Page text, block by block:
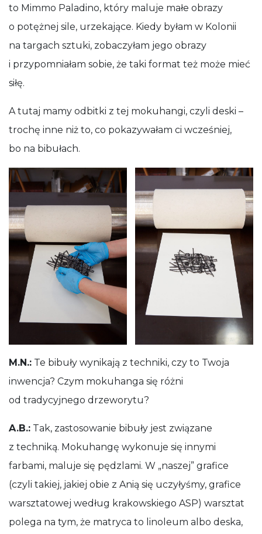
to Mimmo Paladino, który maluje małe obrazy
o potężnej sile, urzekające. Kiedy byłam w Kolonii
na targach sztuki, zobaczyłam jego obrazy
i przypomniałam sobie, że taki format też może mieć
siłę.
A tutaj mamy odbitki z tej mokuhangi, czyli deski –
trochę inne niż to, co pokazywałam ci wcześniej,
bo na bibułach.
M.N.: Te bibuły wynikają z techniki, czy to Twoja
inwencja? Czym mokuhanga się różni
od tradycyjnego drzeworytu?
A.B.: Tak, zastosowanie bibuły jest związane
z techniką. Mokuhangę wykonuje się innymi
farbami, maluje się pędzlami. W „naszej” grafice
(czyli takiej, jakiej obie z Anią się uczyłyśmy, grafice
warsztatowej według krakowskiego ASP) warsztat
polega na tym, że matryca to linoleum albo deska,